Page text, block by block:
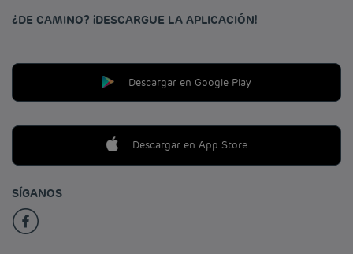
¿DE CAMINO? ¡DESCARGUE LA APLICACIÓN!
Descargar en Google Play
Descargar en App Store
SÍGANOS